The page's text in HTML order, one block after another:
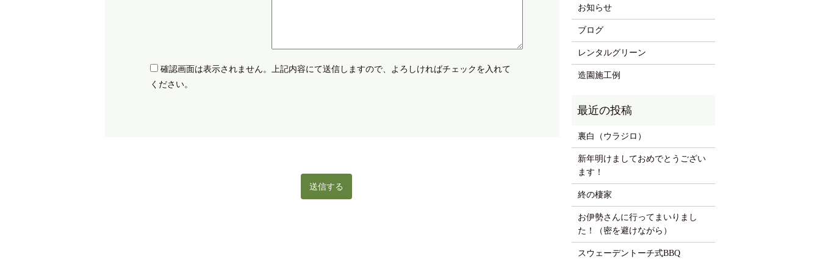
確認画面は表示されません。上記内容にて送信しますので、よろしければチェックを入れて
ください。
お知らせ
ブログ
レンタルグリーン
造園施工例
裏白（ウラジロ）
新年明けましておめでとうござい
ます！
終の棲家
お伊勢さんに行ってまいりまし
た！（密を避けながら）
スウェーデントーチ式BBQ